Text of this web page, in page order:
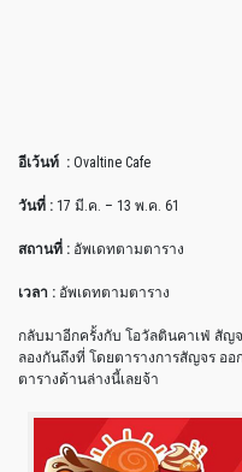
อีเว้นท์ : Ovaltine Cafe
วันที่ : 17 มี.ค. – 13 พ.ค. 61
สถานที่ : อัพเดทตามตาราง
เวลา : อัพเดทตามตาราง
กลับมาอีกครั้งกับ โอวัลตินคาเฟ่ สัญ
ลองกันถึงที่ โดยตารางการสัญจร อ
ตารางด้านล่างนี้เลยจ้า